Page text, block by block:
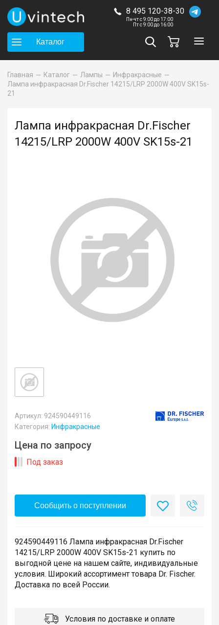
8 495 120-38-30
Пн-чт с 9:00 до 17:00
Пт с 9:00 до 16:00
Каталог
Главная Каталог Лампы
Инфракрасные
Лампа инфракрасная Dr.Fischer 14215/LRP 2000W 400V SK15s-
21
Лампа инфракрасная Dr.Fischer
14215/LRP 2000W 400V SK15s-21
Артикул: 924590449116
Категория: Инфракрасные
Цена по запросу
Под заказ
Сообщить о поступлении
924590449116 Лампа инфракрасная Dr.Fischer
14215/LRP 2000W 400V SK15s-21 купить по
выгодной цене на нашем сайте, индивидуальные
условия. Широкий ассортимент товара Dr. Fischer.
Доставка по всей России.
Условия по доставке и оплате